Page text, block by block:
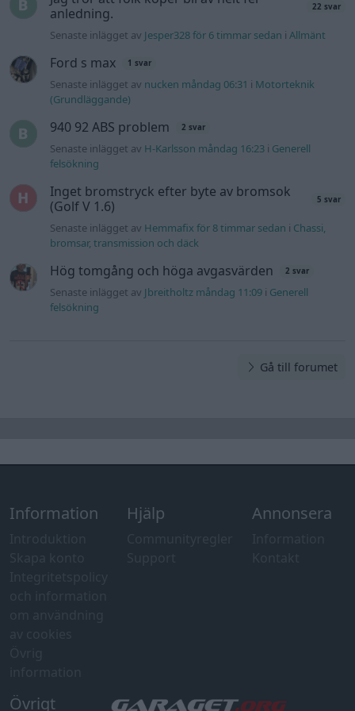
anledning.
22 svar
Senaste inlägget av Jesper328 för 6 timmar sedan iAllmänt
Ford s max 1 svar
Senaste inlägget av nucken måndag 06:31 i Motorteknik
(Grundläggande)
940 92 ABS problem 2 svar
Senaste inlägget av H-Karlsson måndag 16:23 i Generell
felsökning
Inget bromstryck efter byte av bromsok
(Golf V 1.6)
5 svar
Senaste inlägget av Hemmafix för 8 timmar sedan i Chassi,
bromsar, transmission och däck
Hög tomgång och höga avgasvärden 2 svar
Senaste inlägget av Jbreitholtz måndag 11:09 i Generell
felsökning
Gå till forumet
Information Hjälp Annonsera
Övrigt